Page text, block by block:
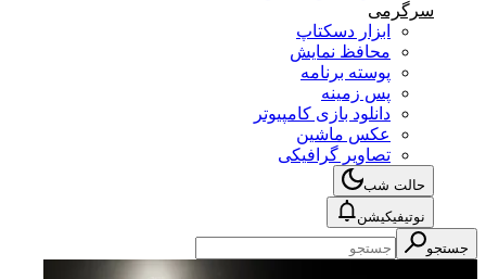
سرگرمی
ابزار دسکتاپ
محافظ نمایش
پوسته برنامه
پس زمینه
دانلود بازی کامپیوتر
عکس ماشین
تصاویر گرافیکی
حالت شب
نوتیفیکیشن
جستجو